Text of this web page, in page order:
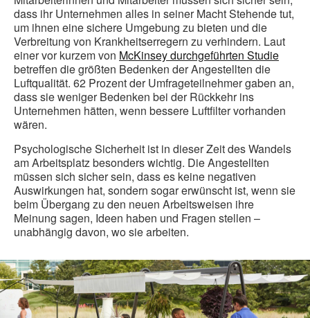
dass ihr Unternehmen alles in seiner Macht Stehende tut,
um ihnen eine sichere Umgebung zu bieten und die
Verbreitung von Krankheitserregern zu verhindern. Laut
einer vor kurzem von McKinsey durchgeführten Studie
betreffen die größten Bedenken der Angestellten die
Luftqualität. 62 Prozent der Umfrageteilnehmer gaben an,
dass sie weniger Bedenken bei der Rückkehr ins
Unternehmen hätten, wenn bessere Luftfilter vorhanden
wären.
Psychologische Sicherheit ist in dieser Zeit des Wandels
am Arbeitsplatz besonders wichtig. Die Angestellten
müssen sich sicher sein, dass es keine negativen
Auswirkungen hat, sondern sogar erwünscht ist, wenn sie
beim Übergang zu den neuen Arbeitsweisen ihre
Meinung sagen, Ideen haben und Fragen stellen –
unabhängig davon, wo sie arbeiten.